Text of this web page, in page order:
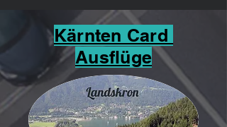
Kärnten Card
Ausflüge